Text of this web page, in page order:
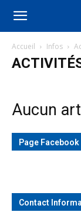
Accueil Infos
Aucun
Page Facebook
Contact